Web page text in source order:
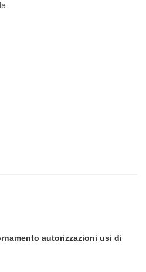
autorizzazioni usi di